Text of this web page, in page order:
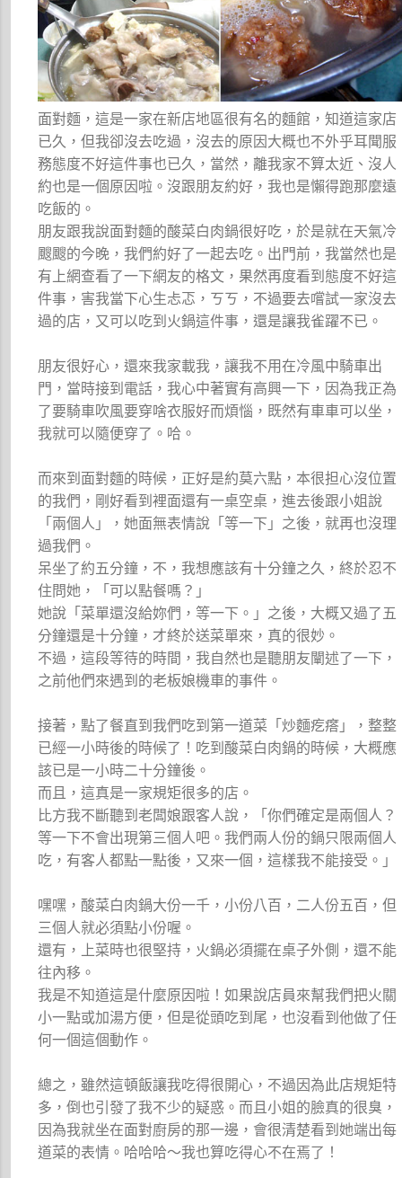
面對麵，這是一家在新店地區很有名的麵館，知道這家店
已久，但我卻沒去吃過，沒去的原因大概也不外乎耳聞服
務態度不好這件事也已久，當然，離我家不算太近、沒人
約也是一個原因啦。沒跟朋友約好，我也是懶得跑那麼遠
吃飯的。
朋友跟我說面對麵的酸菜白肉鍋很好吃，於是就在天氣冷
颼颼的今晚，我們約好了一起去吃。出門前，我當然也是
有上網查看了一下網友的格文，果然再度看到態度不好這
件事，害我當下心生忐忑，ㄎㄎ，不過要去嚐試一家沒去
過的店，又可以吃到火鍋這件事，還是讓我雀躍不已。
朋友很好心，還來我家載我，讓我不用在冷風中騎車出
門，當時接到電話，我心中著實有高興一下，因為我正為
了要騎車吹風要穿啥衣服好而煩惱，既然有車車可以坐，
我就可以隨便穿了。哈。
而來到面對麵的時候，正好是約莫六點，本很担心沒位置
的我們，剛好看到裡面還有一桌空桌，進去後跟小姐說
「兩個人」，她面無表情說「等一下」之後，就再也沒理
過我們。
呆坐了約五分鐘，不，我想應該有十分鐘之久，終於忍不
住問她，「可以點餐嗎？」
她說「菜單還沒給妳們，等一下。」之後，大概又過了五
分鐘還是十分鐘，才終於送菜單來，真的很妙。
不過，這段等待的時間，我自然也是聽朋友闡述了一下，
之前他們來遇到的老板娘機車的事件。
接著，點了餐直到我們吃到第一道菜「炒麵疙瘩」，整整
已經一小時後的時候了！吃到酸菜白肉鍋的時候，大概應
該已是一小時二十分鐘後。
而且，這真是一家規矩很多的店。
比方我不斷聽到老闆娘跟客人說，「你們確定是兩個人？
等一下不會出現第三個人吧。我們兩人份的鍋只限兩個人
吃，有客人都點一點後，又來一個，這樣我不能接受。」
嘿嘿，酸菜白肉鍋大份一千，小份八百，二人份五百，但
三個人就必須點小份喔。
還有，上菜時也很堅持，火鍋必須擺在桌子外側，還不能
往內移。
我是不知道這是什麼原因啦！如果說店員來幫我們把火關
小一點或加湯方便，但是從頭吃到尾，也沒看到他做了任
何一個這個動作。
總之，雖然這頓飯讓我吃得很開心，不過因為此店規矩特
多，倒也引發了我不少的疑惑。而且小姐的臉真的很臭，
因為我就坐在面對廚房的那一邊，會很清楚看到她端出每
道菜的表情。哈哈哈～我也算吃得心不在焉了！